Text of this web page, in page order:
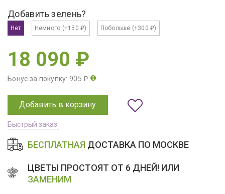
Добавить зелень?
Нет Немного (+150 ₽) Побольше (+300 ₽)
18 090 ₽
Бонус за покупку: 905 ₽
Добавить в корзину
Быстрый заказ
БЕСПЛАТНАЯ ДОСТАВКА ПО МОСКВЕ
ЦВЕТЫ ПРОСТОЯТ ОТ 6 ДНЕЙ! ИЛИ
ЗАМЕНИМ